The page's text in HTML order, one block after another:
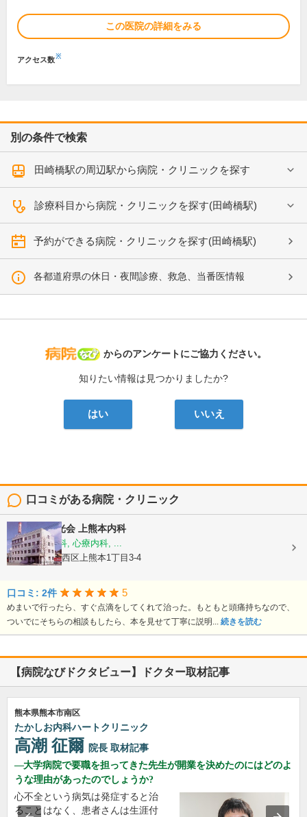
この医院の詳細をみる
アクセス数※
別の条件で検索
田崎橋駅の周辺駅から病院・クリニックを探す
診療科目から病院・クリニックを探す(田崎橋駅)
予約ができる病院・クリニックを探す(田崎橋駅)
各都道府県の休日・夜間診療、救急、当番医情報
病院なび
からのアンケートにご協力ください。
知りたい情報は見つかりましたか?
はい いいえ
口コミがある病院・クリニック
医療法人陽光会 上熊本内科
内科, 神経内科, 心療内科, ...
熊本県熊本市西区上熊本1丁目3-4
口コミ: 2件 5
めまいで行ったら、すぐ点滴をしてくれて治った。もともと頭痛持ちなので、
ついでにそちらの相談もしたら、本を見せて丁寧に説明... 続きを読む
【病院なびドクタビュー】ドクター取材記事
熊本県熊本市南区
たかしお内科ハートクリニック
高潮 征爾 院長 取材記事
大学病院で要職を担ってきた先生が開業を決めたのにはどのよ
うな理由があったのでしょうか?
心不全という病気は発症すると治
ることはなく、患者さんは生涯付